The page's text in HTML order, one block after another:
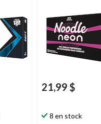
21,99 $
8 en stock